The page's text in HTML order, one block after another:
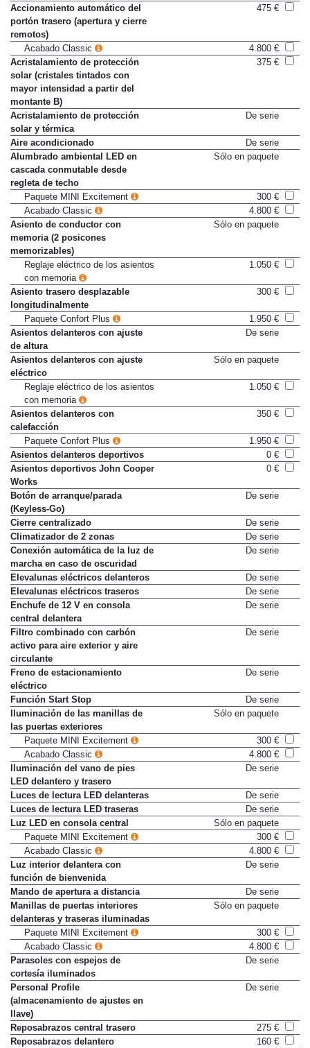
Acabado Classic
4.800 €
Accionamiento automático del
portón trasero (apertura y cierre
remotos)
Acabado Classic
4.800 €
Acristalamiento de protección
solar (cristales tintados con
mayor intensidad a partir del
montante B)
Acristalamiento de protección
solar y térmica
Aire acondicionado
De serie
Alumbrado ambiental LED en
cascada conmutable desde
regleta de techo
Paquete MINI Excitement
300 €
Acabado Classic
4.800 €
Asiento de conductor con
memoria (2 posicones
memorizables)
Reglaje eléctrico de los asientos
con memoria
Asiento trasero desplazable
longitudinalmente
Paquete Confort Plus
1.950 €
Asientos delanteros con ajuste
de altura
Asientos delanteros con ajuste
eléctrico
Reglaje eléctrico de los asientos
con memoria
Asientos delanteros con
calefacción
Paquete Confort Plus
1.950 €
Asientos delanteros deportivos
0 €
Asientos deportivos John Cooper
Works
Botón de arranque/parada
(Keyless-Go)
Cierre centralizado
De serie
Climatizador de 2 zonas
De serie
Conexión automática de la luz de
marcha en caso de oscuridad
Elevalunas eléctricos delanteros
De serie
Elevalunas eléctricos traseros
De serie
Enchufe de 12 V en consola
central delantera
Filtro combinado con carbón
activo para aire exterior y aire
circulante
Freno de estacionamiento
eléctrico
Función Start Stop
De serie
Iluminación de las manillas de
las puertas exteriores
Paquete MINI Excitement
300 €
Acabado Classic
4.800 €
Iluminación del vano de pies
LED delantero y trasero
Luces de lectura LED delanteras
De serie
Luces de lectura LED traseras
De serie
Luz LED en consola central
Sólo en paquete
Paquete MINI Excitement
300 €
Acabado Classic
4.800 €
Luz interior delantera con
función de bienvenida
Mando de apertura a distancia
De serie
Manillas de puertas interiores
delanteras y traseras iluminadas
Paquete MINI Excitement
300 €
Acabado Classic
4.800 €
Parasoles con espejos de
cortesía iluminados
Personal Profile
(almacenamiento de ajustes en
llave)
Reposabrazos central trasero
275 €